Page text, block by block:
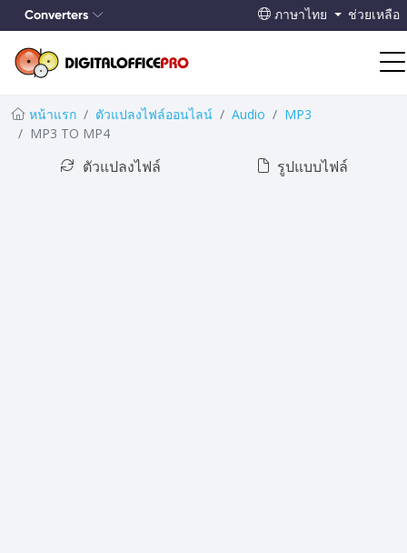
Converters ภาษาไทย ช่วยเหลือ
หน้าแรก ตัวแปลงไฟล์ออนไลน์ Audio
MP3
MP3 TO MP4
ตัวแปลงไฟล์
รูปแบบไฟล์